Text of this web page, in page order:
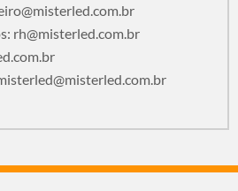
rh@misterled.com.br